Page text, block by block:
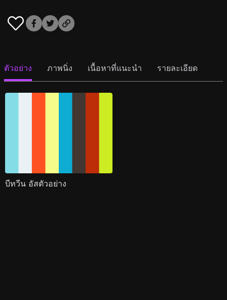
ตัวอย่าง ภาพนิ่ง เนื้อหาที่แนะนำ รายละเอียด
บีทวีน อัสตัวอย่าง